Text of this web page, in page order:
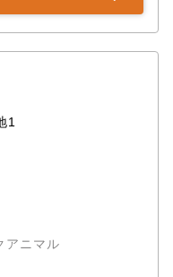
1
アニマル